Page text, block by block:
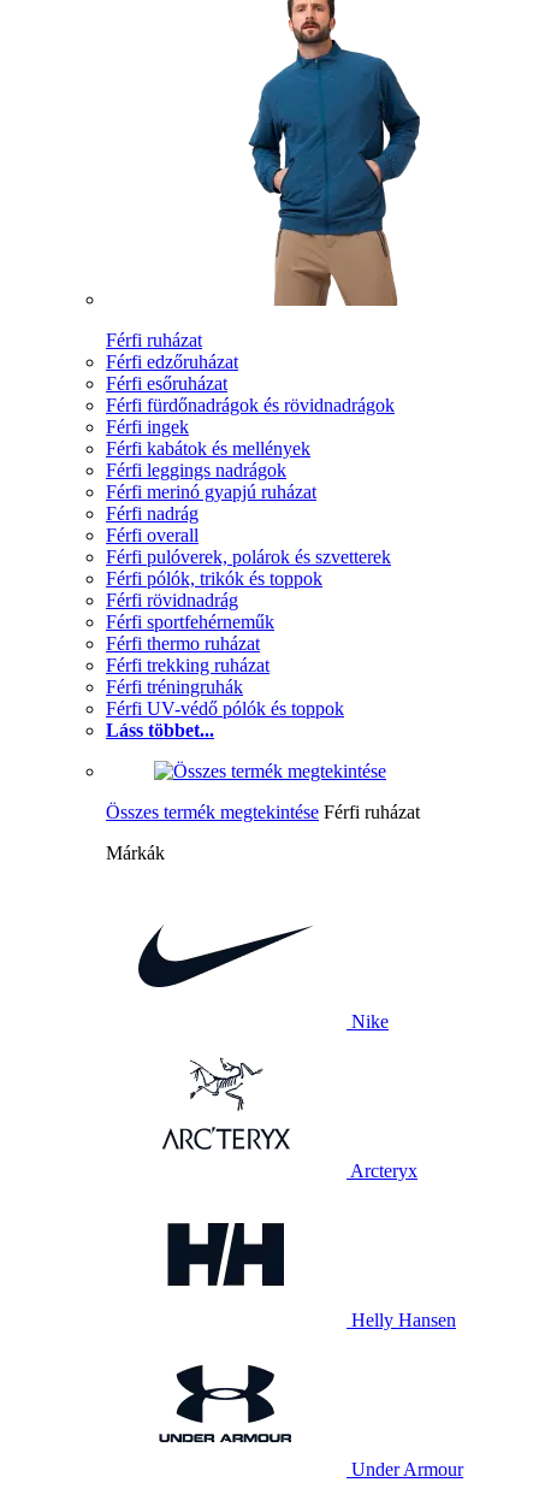
Férfi ruházat
Férfi edzőruházat
Férfi esőruházat
Férfi fürdőnadrágok és rövidnadrágok
Férfi ingek
Férfi kabátok és mellények
Férfi leggings nadrágok
Férfi merinó gyapjú ruházat
Férfi nadrág
Férfi overall
Férfi pulóverek, polárok és szvetterek
Férfi pólók, trikók és toppok
Férfi rövidnadrág
Férfi sportfehérneműk
Férfi thermo ruházat
Férfi trekking ruházat
Férfi tréningruhák
Férfi UV-védő pólók és toppok
Láss többet...
Összes termék megtekintése Férfi ruházat
Márkák
Nike
Arcteryx
Helly Hansen
Under Armour